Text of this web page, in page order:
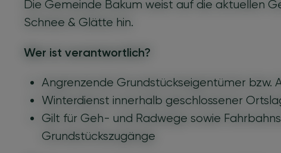
Die Gemeinde Bakum weist auf die aktuellen
Schnee & Glätte hin.
Wer ist verantwortlich?
Angrenzende Grundstückseigentümer bzw.
Winterdienst innerhalb geschlossener
Gilt für Geh- und Radwege sowie
Grundstückszugänge